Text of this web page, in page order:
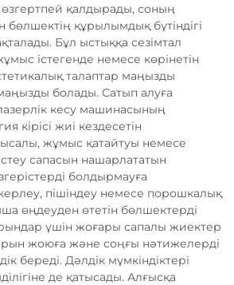
өзгертпей қалдырады, соның
бөлшектің құрылымдық бүтіндігі
Бұл ыстыққа сезімтал
істегенде немесе көрінетін
талаптар маңызды
болады. Сатып алуға
кесу машинасының
кірісі жиі кездесетін
жұмыс қатайтуы немесе
сапасын нашарлататын
болдырмауға
пішіндеу немесе порошкалық
өңдеуден өтетін бөлшектерді
үшін жоғары сапалы жиектер
жоюға және соңғы нәтижелерді
береді. Дәлдік мүмкіндіктері
де қатысады. Алғысқа